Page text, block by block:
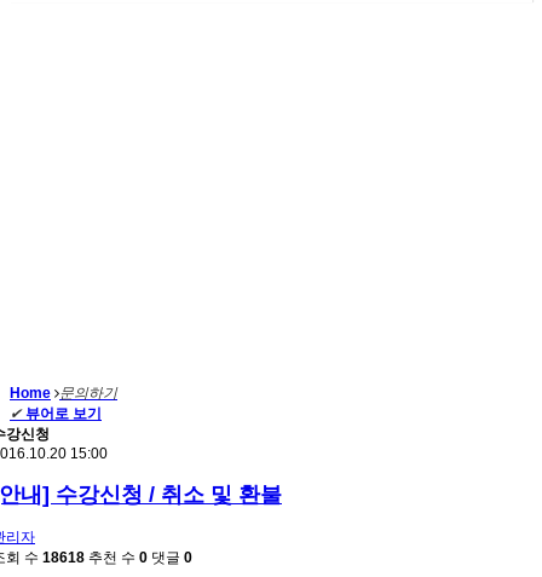
Home 문의하기
✔ 뷰어로 보기
강신청
15:00
내] 수강신청 / 취소 및 환불
리자
회 수 18618 추천 수 0 댓글 0